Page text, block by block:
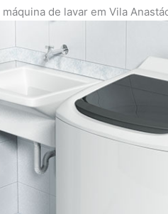
de lavar em Vila